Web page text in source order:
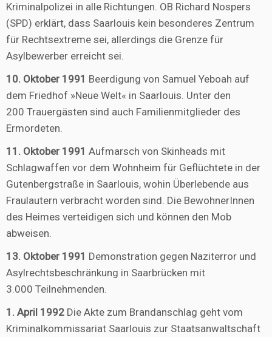
Kriminalpolizei in alle Richtungen. OB Richard Nospers
(SPD) erklärt, dass Saarlouis kein besonderes Zentrum
für Rechtsextreme sei, allerdings die Grenze für
Asylbewerber erreicht sei.
10. Oktober 1991 Beerdigung von Samuel Yeboah auf
dem Friedhof »Neue Welt« in Saarlouis. Unter den
200 Trauergästen sind auch Familienmitglieder des
Ermordeten.
11. Oktober 1991 Aufmarsch von Skinheads mit
Schlagwaffen vor dem Wohnheim für Geflüchtete in der
Gutenbergstraße in Saarlouis, wohin Überlebende aus
Fraulautern verbracht worden sind. Die BewohnerInnen
des Heimes verteidigen sich und können den Mob
abweisen.
13. Oktober 1991 Demonstration gegen Naziterror und
Asylrechtsbeschränkung in Saarbrücken mit
3.000 Teilnehmenden.
1. April 1992 Die Akte zum Brandanschlag geht vom
Kriminalkommissariat Saarlouis zur Staatsanwaltschaft